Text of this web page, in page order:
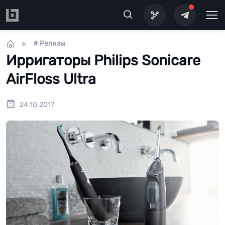
# Релизы
Ирригаторы Philips Sonicare
AirFloss Ultra
24.10.2017